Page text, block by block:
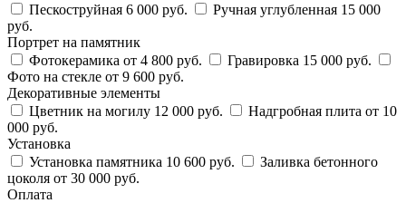
Пескоструйная 6 000 руб. Ручная углубленная 15 000
руб.
Портрет на памятник
Фотокерамика от 4 800 руб. Гравировка 15 000 руб.
Фото на стекле от 9 600 руб.
Декоративные элементы
Цветник на могилу 12 000 руб. Надгробная плита от 10
000 руб.
Установка
Установка памятника 10 600 руб.
Заливка бетонного
цоколя от 30 000 руб.
Оплата